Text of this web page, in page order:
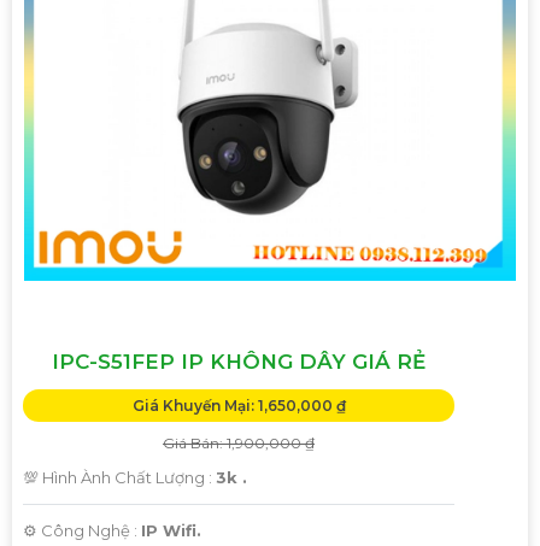
IPC-S51FEP IP KHÔNG DÂY GIÁ RẺ
Giá Khuyến Mại: 1,650,000 ₫
Giá Bán: 1,900,000 ₫
💯 Hình Ành Chất Lượng : 3k .
⚙ Công Nghệ : IP Wifi.